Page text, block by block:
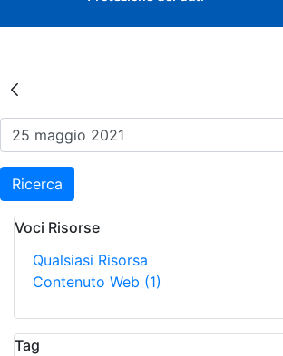
Risultati della
Ricerca
Voci Risorse
Qualsiasi Risorsa
Contenuto Web (1)
Tag